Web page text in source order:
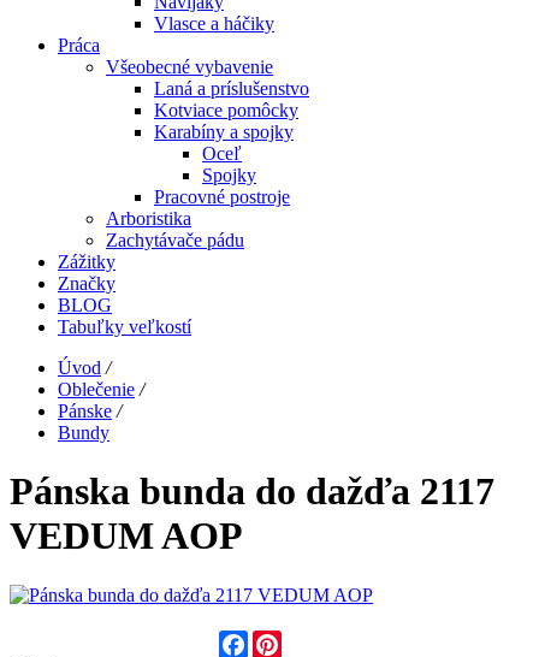
Vlasce a háčiky
Práca
Všeobecné vybavenie
Laná a príslušenstvo
Kotviace pomôcky
Karabíny a spojky
Oceľ
Spojky
Pracovné postroje
Arboristika
Zachytávače pádu
Zážitky
Značky
BLOG
Tabuľky veľkostí
Úvod /
Oblečenie /
Pánske /
Bundy
Pánska bunda do dažďa 2117
VEDUM AOP
Facebook